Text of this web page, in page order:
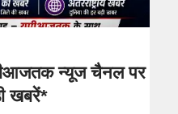
न्यूज चैनल पर
खबरें*